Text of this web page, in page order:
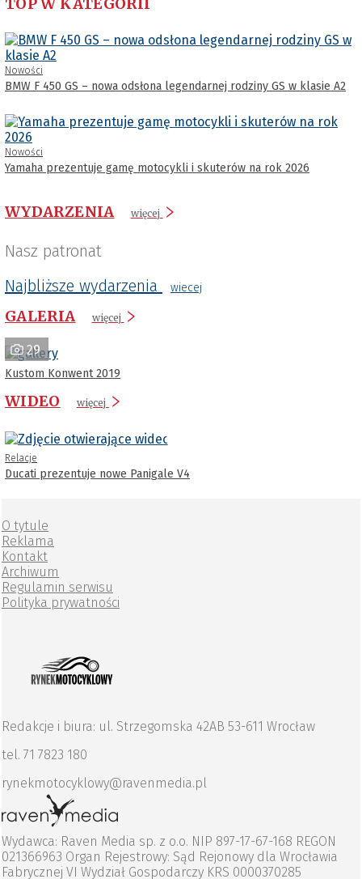
Nowości
BMW F 450 GS – nowa odsłona legendarnej rodziny GS w klasie A2
Nowości
Yamaha prezentuje gamę motocykli i skuterów na rok 2026
WYDARZENIA więcej
Nasz patronat
Najbliższe wydarzenia
wiecej
GALERIA więcej
29
Kustom Konwent 2019
WIDEO więcej
Relacje
Ducati prezentuje nowe Panigale V4
O tytule
Reklama
Kontakt
Archiwum
Regulamin serwisu
Polityka prywatności
Redakcje i biura: ul. Strzegomska 42AB 53-611 Wrocław
tel. 71 7823 180
rynekmotocyklowy@ravenmedia.pl
Wydawca: Raven Media sp. z o.o. NIP 897-17-67-168 REGON
021366963 Organ Rejestrowy: Sąd Rejonowy dla Wrocławia
Fabrycznej VI Wydział Gospodarczy KRS 0000370285